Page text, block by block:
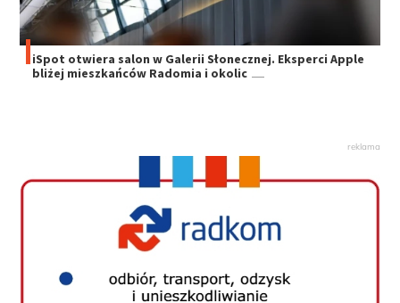
iSpot otwiera salon w Galerii Słonecznej. Eksperci Apple
bliżej mieszkańców Radomia i okolic